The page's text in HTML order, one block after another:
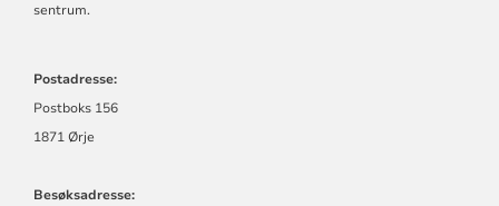
sentrum.
Postadresse:
Postboks 156
1871 Ørje
Besøksadresse: